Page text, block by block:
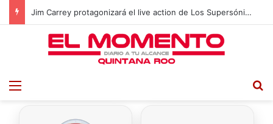
Definen a los cinco nominados de la segunda semana en La Casa de los Famosos México
Menu